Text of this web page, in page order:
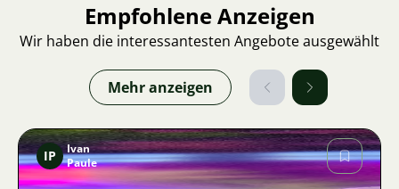
Empfohlene Anzeigen
Wir haben die interessantesten Angebote ausgewählt
Mehr anzeigen
IP
Ivan
Paule